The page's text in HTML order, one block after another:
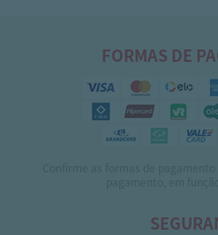
FORMAS DE